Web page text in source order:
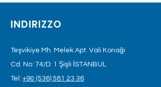
INDIRIZZO
Teşvikiye Mh. Melek Apt. Vali Konağı
Cd. No: 74/D: 1 Şişli İSTANBUL
Tel: +90 (536) 581 23 36